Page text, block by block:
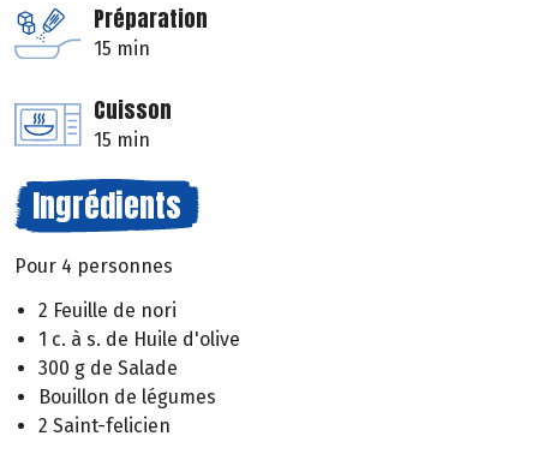
Préparation
15 min
Cuisson
15 min
Ingrédients
Pour 4 personnes
2 Feuille de nori
1 c. à s. de Huile d'olive
300 g de Salade
Bouillon de légumes
2 Saint-felicien